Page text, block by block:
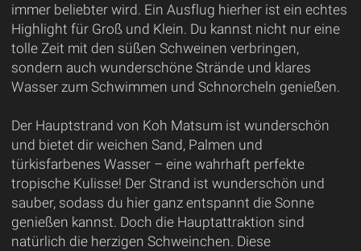
immer beliebter wird. Ein Ausflug hierher ist ein echtes
Highlight für Groß und Klein. Du kannst nicht nur eine
tolle Zeit mit den süßen Schweinen verbringen,
sondern auch wunderschöne Strände und klares
Wasser zum Schwimmen und Schnorcheln genießen.
Der Hauptstrand von Koh Matsum ist wunderschön
und bietet dir weichen Sand, Palmen und
türkisfarbenes Wasser – eine wahrhaft perfekte
tropische Kulisse! Der Strand ist wunderschön und
sauber, sodass du hier ganz entspannt die Sonne
genießen kannst. Doch die Hauptattraktion sind
natürlich die herzigen Schweinchen. Diese